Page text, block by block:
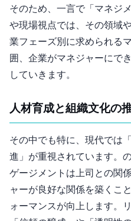
そのため、一言で「マネジ
や現場視点では、その領域
業フェーズ別に求められる
囲、企業がマネジャーにで
していきます。
人材育成と組織文化の
その中でも特に、現代では
進」が重視されています。
ゲージメントは上司との関
ャーが良好な関係を築くこ
ォーマンスが向上します。